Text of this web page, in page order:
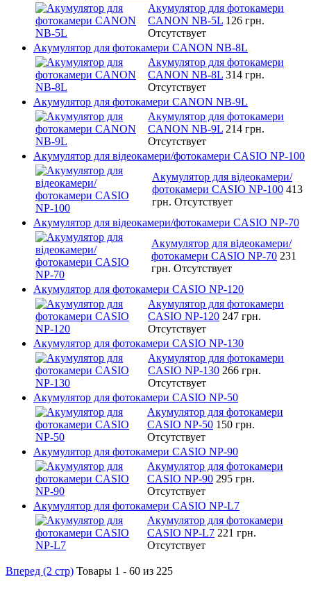
Акумулятор для фотокамери
CANON NB-5L 126 грн.
Отсутствует
Акумулятор для фотокамери CANON NB-8L
Акумулятор для фотокамери
CANON NB-8L 314 грн.
Отсутствует
Акумулятор для фотокамери CANON NB-9L
Акумулятор для фотокамери
CANON NB-9L 214 грн.
Отсутствует
Акумулятор для відеокамери/фотокамери CASIO NP-100
Акумулятор для відеокамери/
фотокамери CASIO NP-100 413
грн. Отсутствует
Акумулятор для відеокамери/фотокамери CASIO NP-70
Акумулятор для відеокамери/
фотокамери CASIO NP-70 231
грн. Отсутствует
Акумулятор для фотокамери CASIO NP-120
Акумулятор для фотокамери
CASIO NP-120 247 грн.
Отсутствует
Акумулятор для фотокамери CASIO NP-130
Акумулятор для фотокамери
CASIO NP-130 266 грн.
Отсутствует
Акумулятор для фотокамери CASIO NP-50
Акумулятор для фотокамери
CASIO NP-50 150 грн.
Отсутствует
Акумулятор для фотокамери CASIO NP-90
Акумулятор для фотокамери
CASIO NP-90 295 грн.
Отсутствует
Акумулятор для фотокамери CASIO NP-L7
Акумулятор для фотокамери
CASIO NP-L7 221 грн.
Отсутствует
Вперед (2 стр) Товары 1 - 60 из 225